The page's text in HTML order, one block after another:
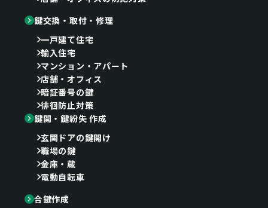
鍵交換・取付・修理
一戸建て住宅
輸入住宅
マンション・アパート
店舗・オフィス
暗証番号の鍵
徘徊防止対策
鍵開・鍵紛失 作成
玄関ドアの鍵開け
職場の鍵
金庫・蔵
電動自転車
合鍵作成